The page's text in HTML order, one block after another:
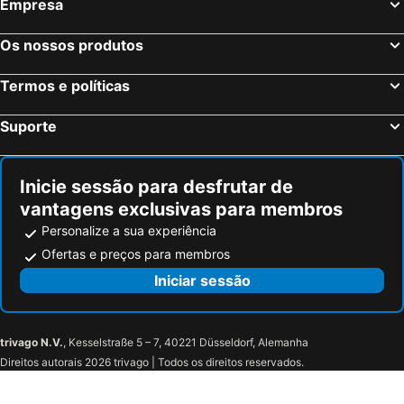
Romano d'Ezzelino, bed and breakfasts
Cittadella, bed and breakfasts Castelfranco Veneto, bed and breakfasts
Paese, bed and breakfasts
Piazzola sul Brenta, bed and breakfasts
Mirano, bed and breakfasts
San Pietro di Feletto, bed and breakfasts
Empresa
Os nossos produtos
Termos e políticas
Suporte
Inicie sessão para desfrutar de
vantagens exclusivas para membros
Personalize a sua experiência
Ofertas e preços para membros
Iniciar sessão
trivago N.V., Kesselstraße 5 – 7, 40221 Düsseldorf, Alemanha
Direitos autorais 2026 trivago | Todos os direitos reservados.